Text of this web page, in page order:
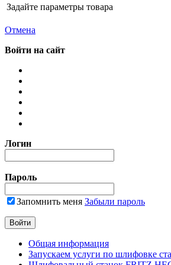
Задайте параметры товара
Отмена
Войти на сайт
Логин
Пароль
Запомнить меня Забыли пароль
Общая информация
Запускаем услуги по шлифовке